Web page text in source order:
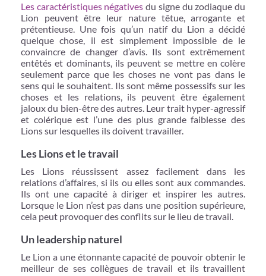
Les caractéristiques négatives du signe du zodiaque du
Lion peuvent être leur nature têtue, arrogante et
prétentieuse. Une fois qu’un natif du Lion a décidé
quelque chose, il est simplement impossible de le
convaincre de changer d’avis. Ils sont extrêmement
entêtés et dominants, ils peuvent se mettre en colère
seulement parce que les choses ne vont pas dans le
sens qui le souhaitent. Ils sont même possessifs sur les
choses et les relations, ils peuvent être également
jaloux du bien-être des autres. Leur trait hyper-agressif
et colérique est l’une des plus grande faiblesse des
Lions sur lesquelles ils doivent travailler.
Les Lions et le travail
Les Lions réussissent assez facilement dans les
relations d’affaires, si ils ou elles sont aux commandes.
Ils ont une capacité à diriger et inspirer les autres.
Lorsque le Lion n’est pas dans une position supérieure,
cela peut provoquer des conflits sur le lieu de travail.
Un leadership naturel
Le Lion a une étonnante capacité de pouvoir obtenir le
meilleur de ses collègues de travail et ils travaillent